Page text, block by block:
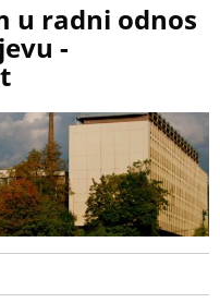
u radni odnos
-